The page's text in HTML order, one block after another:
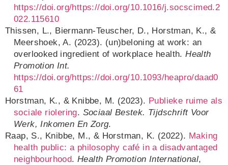
https://doi.org/https://doi.org/10.1016/j.socscimed.2
022.115610
Thissen, L., Biermann-Teuscher, D., Horstman, K., &
Meershoek, A. (2023). (un)beloning at work: an
overlooked ingredient of workplace health.Health
Promotion Int.
https://doi.org/https://doi.org/10.1093/heapro/daad0
61
Horstman, K., & Knibbe, M. (2023). Publieke ruime als
sociale riolering. Sociaal Bestek. Tijdschrift Voor
Werk, Inkomen En Zorg.
Raap, S., Knibbe, M., & Horstman, K. (2022). Making
health public: a philosophy café in a disadvantaged
neighbourhood.Health Promotion International,